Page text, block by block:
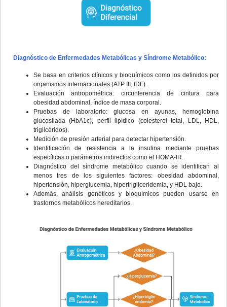
Diagnóstico de Enfermedades Metabólicas y Síndrome Metabólico:
Se basa en criterios clínicos y bioquímicos como los definidos por
organismos internacionales (ATP III, IDF).
Evaluación antropométrica: circunferencia de cintura para
obesidad abdominal, índice de masa corporal.
Pruebas de laboratorio: glucosa en ayunas, hemoglobina
glucosilada (HbA1c), perfil lipídico (colesterol total, LDL, HDL,
triglicéridos).
Medición de presión arterial para detectar hipertensión.
Identificación de resistencia a la insulina mediante pruebas
específicas o parámetros indirectos como el HOMA-IR.
Diagnóstico del síndrome metabólico cuando se identifican al
menos tres de los siguientes factores: obesidad abdominal,
hipertensión, hiperglucemia, hipertrigliceridemia, y HDL bajo.
Además, análisis genéticos y bioquímicos pueden usarse en
trastornos metabólicos hereditarios.